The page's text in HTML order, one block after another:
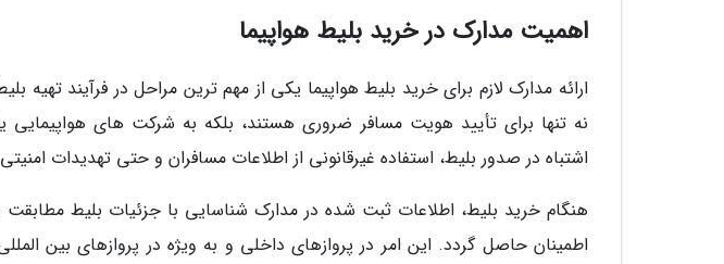
اهمیت مدارک در خرید بلیط هواپیما
ارائه مدارک لازم برای خرید بلیط هواپیما یکی از مهم ترین مراحل در فرآیند
نه تنها برای تأیید هویت مسافر ضروری هستند، بلکه به شرکت های هواپیمایی
اشتباه در صدور بلیط، استفاده غیرقانونی از اطلاعات مسافران و حتی تهدیدات
هنگام خرید بلیط، اطلاعات ثبت شده در مدارک شناسایی با جزئیات بلیط
اطمینان حاصل گردد. این امر در پروازهای داخلی و به ویژه در پروازهای بین